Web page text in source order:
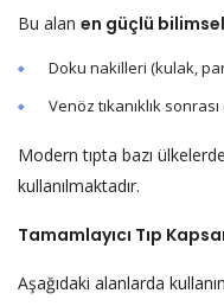
Bu alan en güçlü
Doku nakilleri (kulak,
Venöz tıkanıklık
Modern tıpta bazı
kullanılmaktadır.
Tamamlayıcı Tıp
Aşağıdaki alanlarda